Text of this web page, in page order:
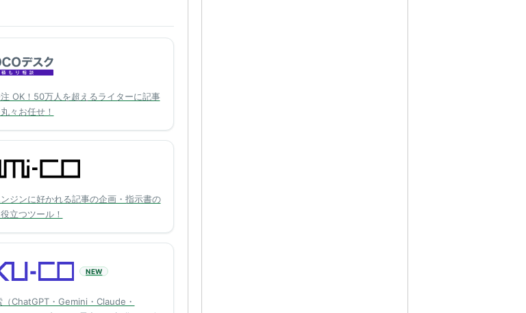
OK！50万人を超えるライターに記事
々お任せ！
ジンに好かれる記事の企画・指示書の
立つツール！
NEW
（ChatGPT・Gemini・Claude・